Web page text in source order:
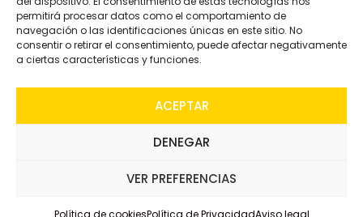
permitirá procesar datos como el comportamiento de
navegación o las identificaciones únicas en este sitio. No
consentir o retirar el consentimiento, puede afectar negativamente
a ciertas características y funciones.
ACEPTAR
DENEGAR
VER PREFERENCIAS
Política de cookiesPolítica de PrivacidadAviso legal
938 62 50 39
info@huplex.com
Política de cookies